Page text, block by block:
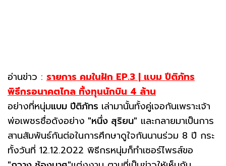
อ่านข่าว : รายการ คมในฝัก EP.3 | แบม ปีติภัทร
พิธีกรอนาคตไกล ทิ้งทุนนักบิน 4 ล้าน
อย่างที่หนุ่มแบม ปีติภัทร เล่ามานั้นทั้งคู่เจอกันเพราะเจ้า
พ่อเพชรชื่อดังอย่าง "หนึ่ง สุริยน" และกลายมาเป็นการ
สานสัมพันธ์กันต่อในการศึกษาดูใจกันนานร่วม 8 ปี กระ
ทั้งวันที่ 12.12.2022 พิธีกรหนุ่มก็ทำเซอร์ไพรส์ขอ